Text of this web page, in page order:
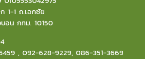
1-1 ถ.เอกชัย
อน กทม. 10150
, 092-628-9229, 086-351-3669